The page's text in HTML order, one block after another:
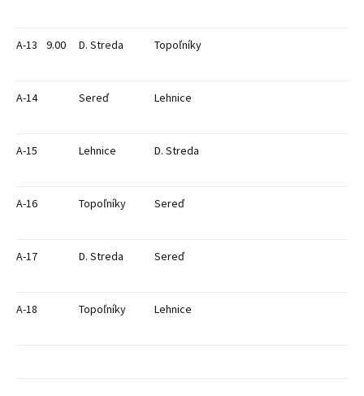
A-13 9.00 D. Streda Topoľníky
A-14 Sereď Lehnice
A-15 Lehnice D. Streda
A-16 Topoľníky Sereď
A-17 D. Streda Sereď
A-18 Topoľníky Lehnice